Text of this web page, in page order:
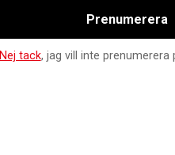
Prenumerera
Nej tack, jag vill inte prenumerera